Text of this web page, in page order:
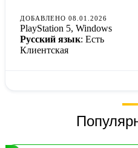
ДОБАВЛЕНО 08.01.2026
PlayStation 5, Windows
Русский язык: Есть
Клиентская